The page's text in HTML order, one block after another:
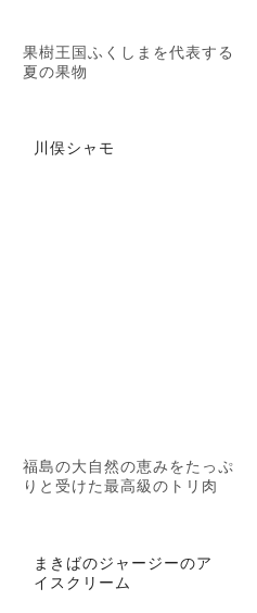
果樹王国ふくしまを代表する
夏の果物
川俣シャモ
福島の大自然の恵みをたっぷ
りと受けた最高級のトリ肉
まきばのジャージーのア
イスクリーム